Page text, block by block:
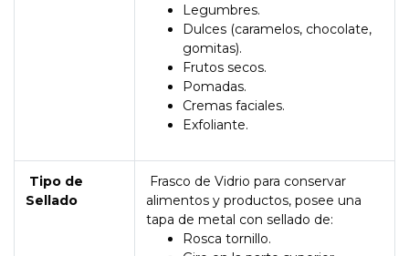
Legumbres.
Dulces (caramelos, chocolate,
gomitas).
Frutos secos.
Pomadas.
Cremas faciales.
Exfoliante.
Tipo de
Sellado
Frasco de Vidrio para conservar
alimentos y productos, posee una
tapa de metal con sellado de:
Rosca tornillo.